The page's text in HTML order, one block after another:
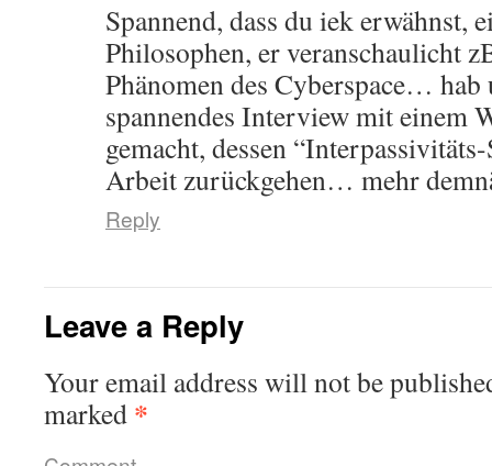
Spannend, dass du iek erwähnst,
Philosophen, er veranschaulicht
Phänomen des Cyberspace… hab
spannendes Interview mit einem
gemacht, dessen “Interpassivitäts-
Arbeit zurückgehen… mehr
Reply
Leave a Reply
Your email address will not be
marked *